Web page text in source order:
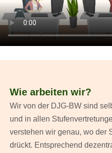
Wie arbeiten wir?
Wir von der DJG-BW sind
und in allen
verstehen wir genau, wo der
drückt. Entsprechend